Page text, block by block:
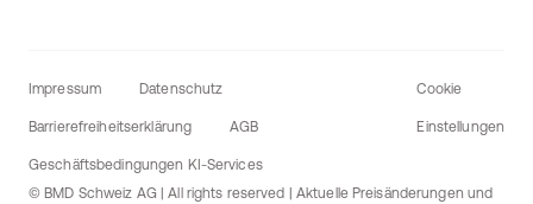
Impressum Datenschutz
Barrierefreiheitserklärung AGB
Geschäftsbedingungen KI-Services
Cookie
Einstellungen
© BMD Schweiz AG | All rights reserved | Aktuelle Preisänderungen und